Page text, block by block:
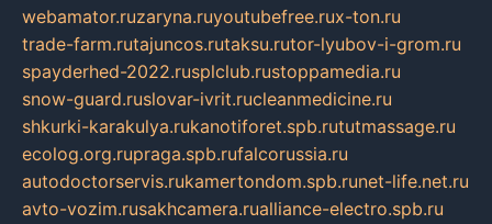
webamator.ruzaryna.ruyoutubefree.rux-ton.ru
trade-farm.rutajuncos.rutaksu.rutor-lyubov-i-grom.ru
spayderhed-2022.rusplclub.rustoppamedia.ru
snow-guard.ruslovar-ivrit.rucleanmedicine.ru
shkurki-karakulya.rukanotiforet.spb.rututmassage.ru
ecolog.org.rupraga.spb.rufalcorussia.ru
autodoctorservis.rukamertondom.spb.runet-life.net.ru
avto-vozim.rusakhcamera.rualliance-electro.spb.ru